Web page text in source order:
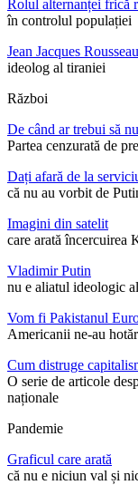
Rolul alternanței frică
în controlul populației
Jean Jacques Rousseau
ideolog al tiraniei
Război
De când ar trebui să
Partea cenzurată de
Dați afară de la
că nu au vorbit de
Imagini din satelit
care arată încercuirea
Vladimir Putin
nu e aliatul ideologic
Vom fi Pakistanul
Americanii ne-au
Cum distruge
O serie de articole
naționale
Pandemie
Graficul care arată
că nu e niciun val și